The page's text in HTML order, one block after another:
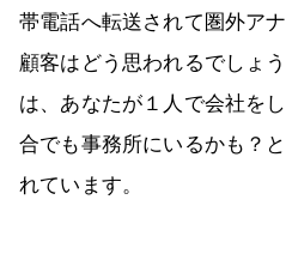
帯電話へ転送されて圏外ア
顧客はどう思われるでしょ
は、あなたが１人で会社を
合でも事務所にいるかも？
れています。